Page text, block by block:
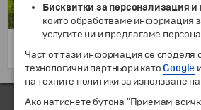
от155 €/303.15 лв.
Бисквитки за персонализация
които обработваме информация
услугите ни и предлагаме
Част от тази информация се споделя
технологични партньори като Google
на техните политики за използване
Ако натиснете бутона "Приемам